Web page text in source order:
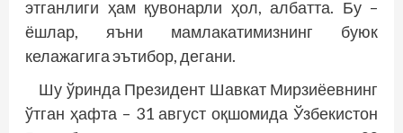
этганлиги ҳам қувонарли ҳол, албатта. Бу –
ёшлар, яъни мамлакатимизнинг буюк
келажагига эътибор, дегани.
Шу ўринда Президент Шавкат Мирзиёевнинг
ўтган ҳафта – 31 август оқшомида Ўзбекистон